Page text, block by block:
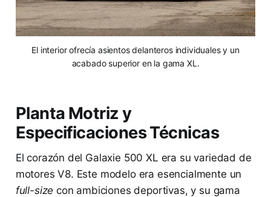
El interior ofrecía asientos delanteros individuales y un
acabado superior en la gama XL.
Planta Motriz y
Especificaciones Técnicas
El corazón del Galaxie 500 XL era su variedad de
motores V8. Este modelo era esencialmente un
full-size con ambiciones deportivas, y su gama